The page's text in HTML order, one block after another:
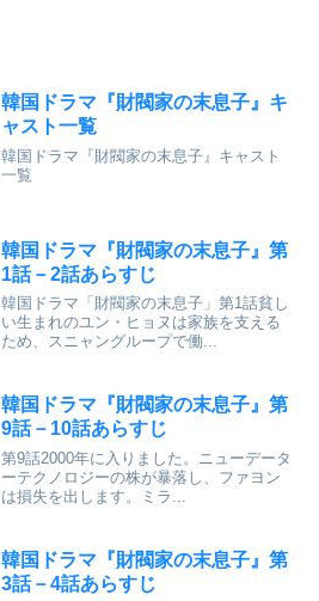
韓国ドラマ『財閥家の末息子』キ
ャスト一覧
韓国ドラマ『財閥家の末息子』キャスト
一覧
韓国ドラマ『財閥家の末息子』第
1話－2話あらすじ
韓国ドラマ「財閥家の末息子」第1話貧し
い生まれのユン・ヒョヌは家族を支える
ため、スニャングループで働...
韓国ドラマ『財閥家の末息子』第
9話－10話あらすじ
第9話2000年に入りました。ニューデータ
ーテクノロジーの株が暴落し、ファヨン
は損失を出します。ミラ...
韓国ドラマ『財閥家の末息子』第
3話－4話あらすじ